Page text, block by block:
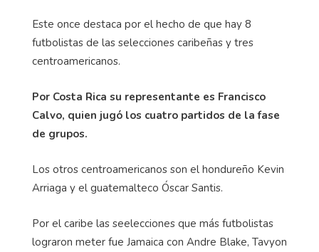
Este once destaca por el hecho de que hay 8
futbolistas de las selecciones caribeñas y tres
centroamericanos.
Por Costa Rica su representante es Francisco
Calvo, quien jugó los cuatro partidos de la fase
de grupos.
Los otros centroamericanos son el hondureño Kevin
Arriaga y el guatemalteco Óscar Santis.
Por el caribe las seelecciones que más futbolistas
lograron meter fue Jamaica con Andre Blake, Tavyon